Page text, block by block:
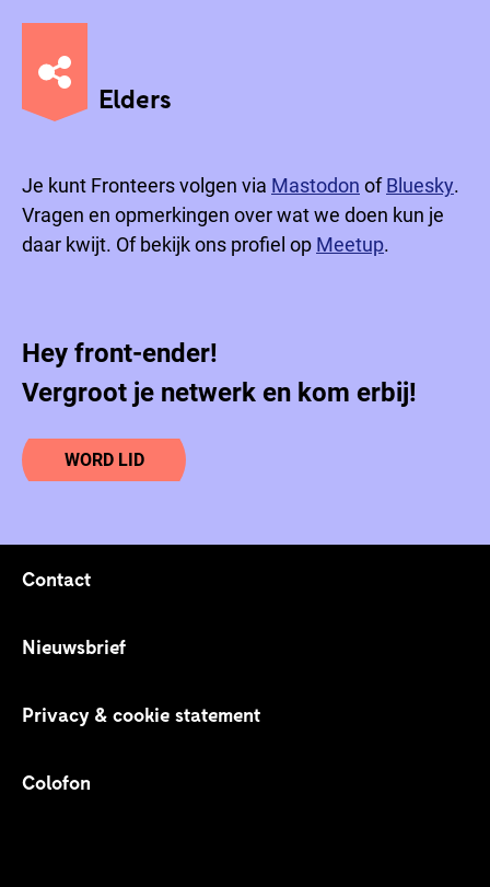
Elders
Je kunt Fronteers volgen via Mastodon ofBluesky.
Vragen en opmerkingen over wat we doen kun je
daar kwijt. Of bekijk ons profiel op Meetup.
Hey front-ender!
Vergroot je netwerk en kom erbij!
WORD LID
Footer links
Contact
Nieuwsbrief
Privacy & cookie statement
Colofon